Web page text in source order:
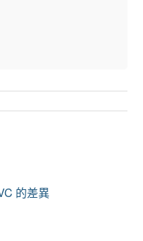
的差異